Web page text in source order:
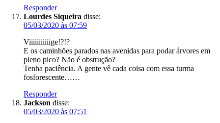
Responder
Lourdes Siqueira disse:
05/03/2020 às 07:59
Viiiiiiiiiiige!?!?
E os caminhões parados nas avenidas para podar árvores em
pleno pico? Não é obstrução?
Tenha paciência. A gente vê cada coisa com essa turma
fosforescente……
Responder
Jackson disse:
05/03/2020 às 07:51